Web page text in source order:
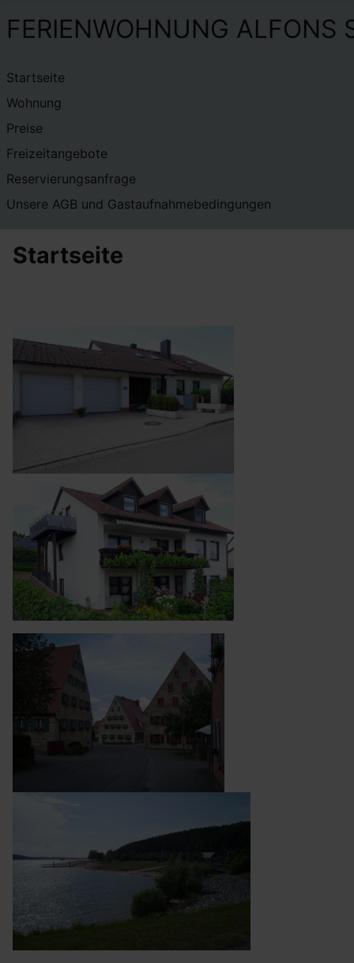
FERIENWOHNUNG ALFONS
Startseite
Wohnung
Preise
Freizeitangebote
Reservierungsanfrage
Unsere AGB und Gastaufnahmebedingungen
Startseite